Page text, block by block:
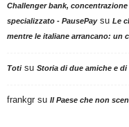
Challenger bank,
specializzato - PausePaysu Le
mentre le italiane arrancano: un
Totisu Storia di due amiche e di
frankgr su Il Paese che non